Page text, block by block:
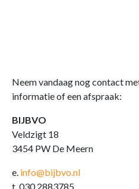
Neem vandaag nog contact
informatie of een afspraak:
BIJBVO
Veldzigt 18
3454 PW De Meern
e. info@bijbvo.nl
t. 030 2883785